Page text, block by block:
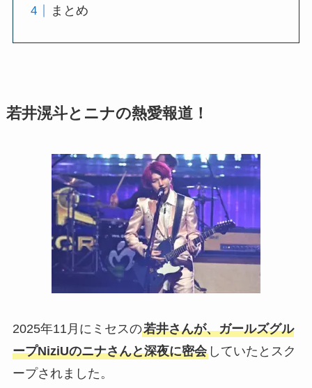
まとめ
若井滉斗とニナの熱愛報道！
2025年11月にミセスの若井さんが、ガールズグル
ープNiziUのニナさんと深夜に密会していたとスク
ープされました。